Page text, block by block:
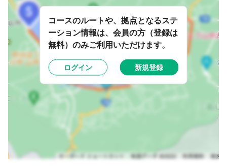
コースのルートや、拠点となるステ
ーション情報は、会員の方（登録は
無料）のみご利用いただけます。
ログイン 新規登録